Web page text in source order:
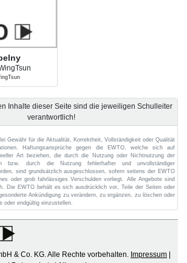
Inhalte dieser Seite sind die jeweiligen Schulleiter
verantwortlich!
Gewähr für die Aktualität, Korrektheit, Vollständigkeit oder Qualität
Haftungsansprüche gegen die EWTO, welche sich auf
Art beziehen, die durch die Nutzung oder Nichtnutzung der
bzw. durch die Nutzung fehlerhafter und unvollständiger
sind grundsätzlich ausgeschlossen, sofern seitens der EWTO
oder grob fahrlässiges Verschulden vorliegt. Alle Angebote sind
Die EWTO behält es sich ausdrücklich vor, Teile der Seiten oder
Ankündigung zu verändern, zu ergänzen, zu löschen oder
oder endgültig einzustellen.
& Co. KG. Alle Rechte vorbehalten. Impressum